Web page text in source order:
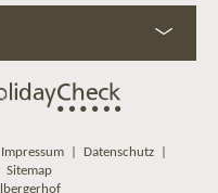
Impressum| Datenschutz|
Sitemap